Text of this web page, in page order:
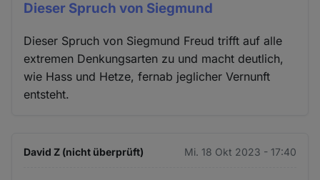
Dieser Spruch von Siegmund
Dieser Spruch von Siegmund Freud trifft auf alle
extremen Denkungsarten zu und macht deutlich,
wie Hass und Hetze, fernab jeglicher Vernunft
entsteht.
David Z (nicht überprüft) Mi. 18 Okt 2023 - 17:40